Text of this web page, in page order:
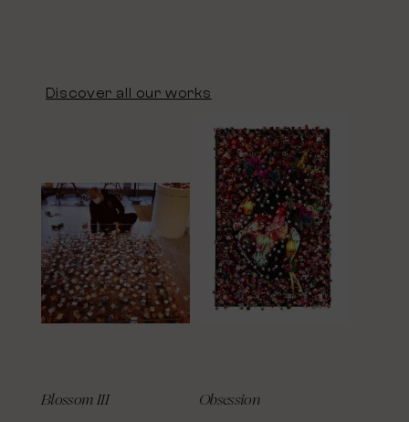
Discover all our works
Blossom III Obsession